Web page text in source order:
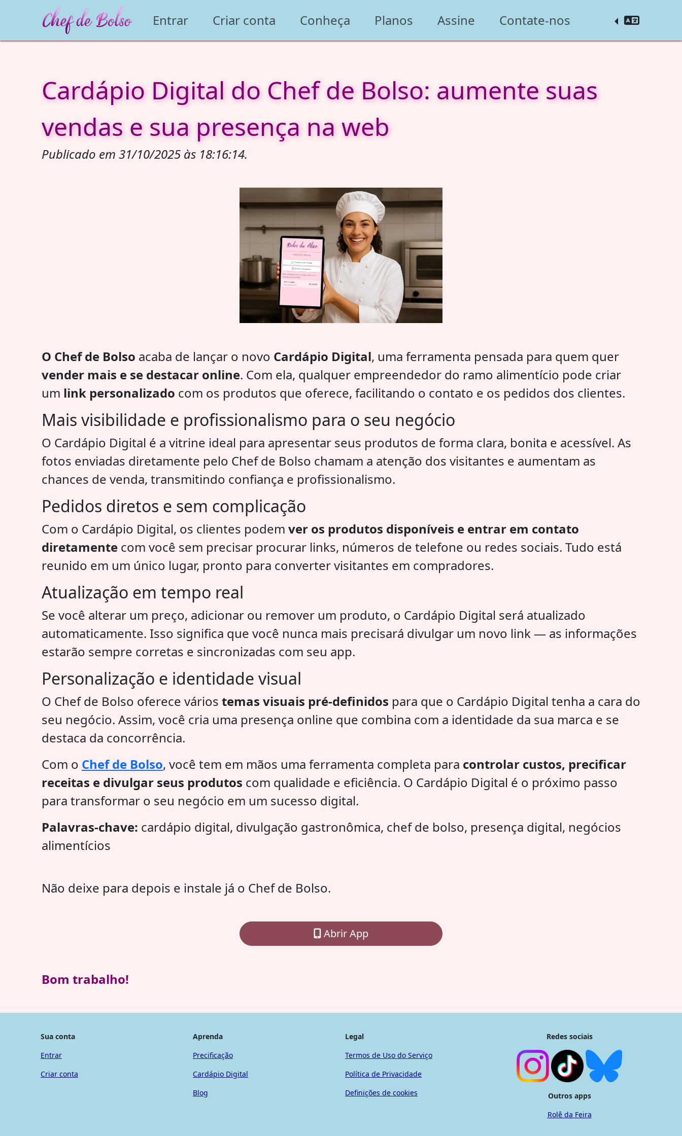
Entrar Criar conta Conheça Planos Assine Contate-nos
Cardápio Digital do Chef de Bolso: aumente suas
vendas e sua presença na web
Publicado em 31/10/2025 às 18:16:14.
O Chef de Bolso acaba de lançar o novo Cardápio Digital, uma ferramenta pensada para quem quer
vender mais e se destacar online. Com ela, qualquer empreendedor do ramo alimentício pode criar
um link personalizado com os produtos que oferece, facilitando o contato e os pedidos dos clientes.
Mais visibilidade e profissionalismo para o seu negócio
O Cardápio Digital é a vitrine ideal para apresentar seus produtos de forma clara, bonita e acessível. As
fotos enviadas diretamente pelo Chef de Bolso chamam a atenção dos visitantes e aumentam as
chances de venda, transmitindo confiança e profissionalismo.
Pedidos diretos e sem complicação
Com o Cardápio Digital, os clientes podem ver os produtos disponíveis e entrar em contato
diretamente com você sem precisar procurar links, números de telefone ou redes sociais. Tudo está
reunido em um único lugar, pronto para converter visitantes em compradores.
Atualização em tempo real
Se você alterar um preço, adicionar ou remover um produto, o Cardápio Digital será atualizado
automaticamente. Isso significa que você nunca mais precisará divulgar um novo link — as informações
estarão sempre corretas e sincronizadas com seu app.
Personalização e identidade visual
O Chef de Bolso oferece vários temas visuais pré-definidos para que o Cardápio Digital tenha a cara do
seu negócio. Assim, você cria uma presença online que combina com a identidade da sua marca e se
destaca da concorrência.
Com o Chef de Bolso, você tem em mãos uma ferramenta completa para controlar custos, precificar
receitas e divulgar seus produtos com qualidade e eficiência. O Cardápio Digital é o próximo passo
para transformar o seu negócio em um sucesso digital.
Palavras-chave: cardápio digital, divulgação gastronômica, chef de bolso, presença digital, negócios
alimentícios
Não deixe para depois e instale já o Chef de Bolso.
Abrir App
Bom trabalho!
Sua conta
Entrar
Criar conta
Aprenda
Precificação
Cardápio Digital
Blog
Legal
Termos de Uso do Serviço
Política de Privacidade
Definições de cookies
Redes sociais
Outros apps
Rolê da Feira